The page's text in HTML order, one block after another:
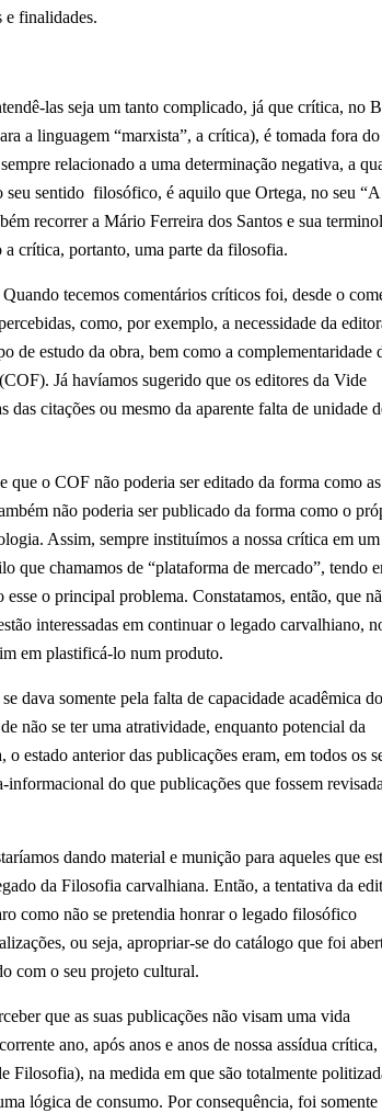
e finalidades.
las seja um tanto complicado, já que crítica, no
a linguagem “marxista”, a crítica), é tomada fora do
relacionado a uma determinação negativa, a
seu sentido filosófico, é aquilo que Ortega, no seu “A
recorrer a Mário Ferreira dos Santos e sua
a crítica, portanto, uma parte da filosofia.
tecemos comentários críticos foi, desde o
como, por exemplo, a necessidade da
de estudo da obra, bem como a complementaridade
Já havíamos sugerido que os editores da Vide
das citações ou mesmo da aparente falta de unidade
que o COF não poderia ser editado da forma como as
não poderia ser publicado da forma como o
Assim, sempre instituímos a nossa crítica em um
que chamamos de “plataforma de mercado”, tendo
o principal problema. Constatamos, então, que
interessadas em continuar o legado carvalhiano,
em plastificá-lo num produto.
dava somente pela falta de capacidade acadêmica
não se ter uma atratividade, enquanto potencial da
estado anterior das publicações eram, em todos os
informacional do que publicações que fossem
dando material e munição para aqueles que
da Filosofia carvalhiana. Então, a tentativa da
como não se pretendia honrar o legado filosófico
ou seja, apropriar-se do catálogo que foi
com o seu projeto cultural.
que as suas publicações não visam uma vida
ano, após anos e anos de nossa assídua crítica,
Filosofia), na medida em que são totalmente
lógica de consumo. Por consequência, foi somente